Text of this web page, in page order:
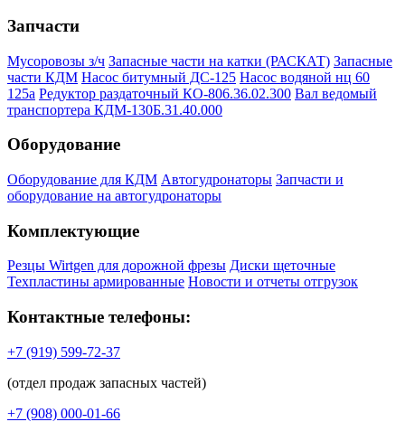
Запчасти
Мусоровозы з/ч Запасные части на катки (РАСКАТ) Запасные
части КДМ Насос битумный ДС-125 Насос водяной нц 60
125а Редуктор раздаточный КО-806.36.02.300 Вал ведомый
транспортера КДМ-130Б.31.40.000
Оборудование
Оборудование для КДМ Автогудронаторы Запчасти и
оборудование на автогудронаторы
Комплектующие
Резцы Wirtgen для дорожной фрезы Диски щеточные
Техпластины армированные Новости и отчеты отгрузок
Контактные телефоны:
+7 (919) 599-72-37
(отдел продаж запасных частей)
+7 (908) 000-01-66